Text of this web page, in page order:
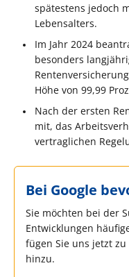
spätestens jedoch
Lebensalters.
Im Jahr 2024
besonders
Höhe von 99,99
Nach der ersten
mit, das
vertraglichen
Bei Google
Sie möchten bei der
Entwicklungen
fügen Sie uns jetzt
hinzu.